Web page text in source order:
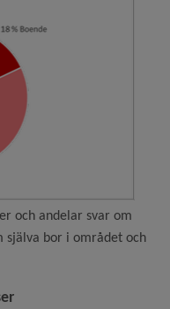
och andelar svar om
själva bor i området och